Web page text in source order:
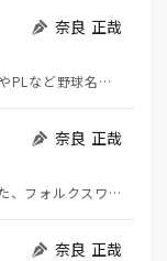
奈良 正哉
夏の甲子園が始まった。その裏側で、広陵やPLなど野球名門校（だった）の不祥事のその後について、「熱…
奈良 正哉
一時期トヨタと販売台数世界一を競っていた、フォルクスワーゲンの経営がピンチだ（7月11日日経）。そ…
奈良 正哉